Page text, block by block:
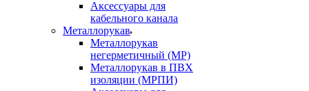
Аксессуары для
кабельного канала
Металлорукав
Металлорукав
негерметичный (МР)
Металлорукав в ПВХ
изоляции (МРПИ)